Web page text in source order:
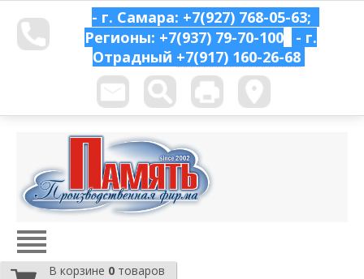
- г. Самара: +7(927) 768-05-63;
Регионы: +7(937) 79-70-100
- г.
Отрадный +7(917) 160-26-68
В корзине 0 товаров